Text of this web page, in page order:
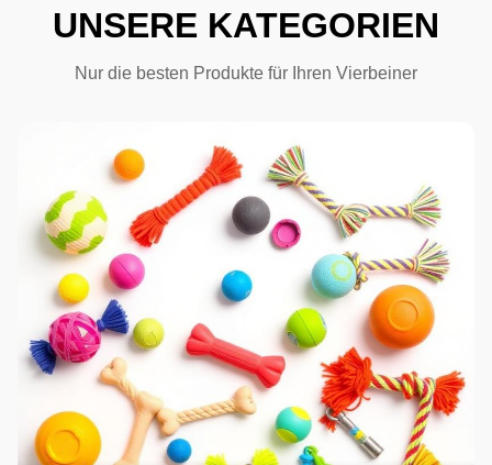
UNSERE KATEGORIEN
Nur die besten Produkte für Ihren Vierbeiner